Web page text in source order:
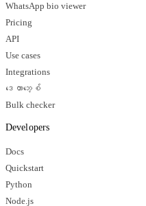
WhatsApp bio viewer
Pricing
API
Use cases
Integrations
ဒေတာဘေ့စ်
Bulk checker
Developers
Docs
Quickstart
Python
Node.js